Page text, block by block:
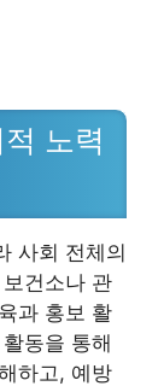
노력
사회 전체의
건소나 관
과 홍보 활
동을 통해
하고, 예방